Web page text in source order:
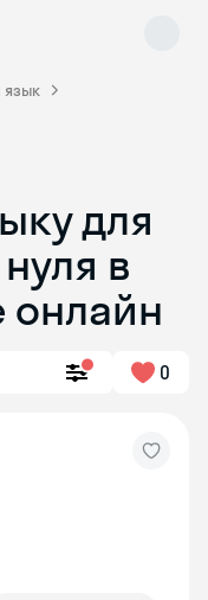
язык
для
в
онлайн
0